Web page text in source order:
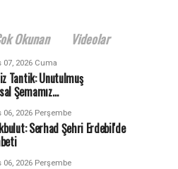
Okunan Videolar
07, 2026 Cuma
Tantik: Unutulmuş
Şemamız…
06, 2026 Perşembe
Serhad Şehri Erdebil'de
06, 2026 Perşembe